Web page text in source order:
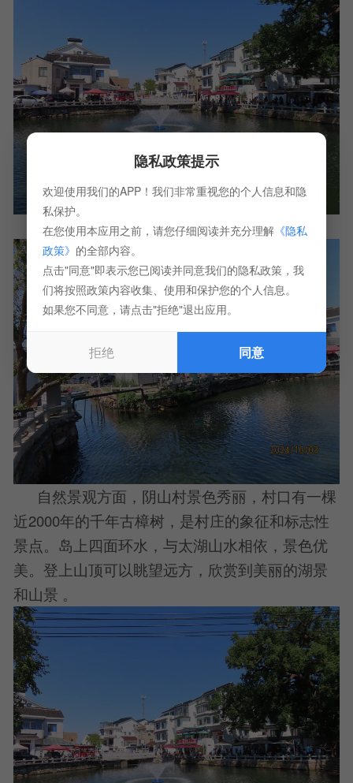
自然景观方面，阴山村景色秀丽，村口有一棵
近2000年的千年古樟树，是村庄的象征和标志性
景点。岛上四面环水，与太湖山水相依，景色优
美。登上山顶可以眺望远方，欣赏到美丽的湖景
和山景 。
隐私政策提示
欢迎使用我们的APP！我们非常重视您的个人信息和隐
私保护。
在您使用本应用之前，请您仔细阅读并充分理解《隐私
政策》 的全部内容。
点击"同意"即表示您已阅读并同意我们的隐私政策，我
们将按照政策内容收集、使用和保护您的个人信息。
如果您不同意，请点击"拒绝"退出应用。
拒绝 同意